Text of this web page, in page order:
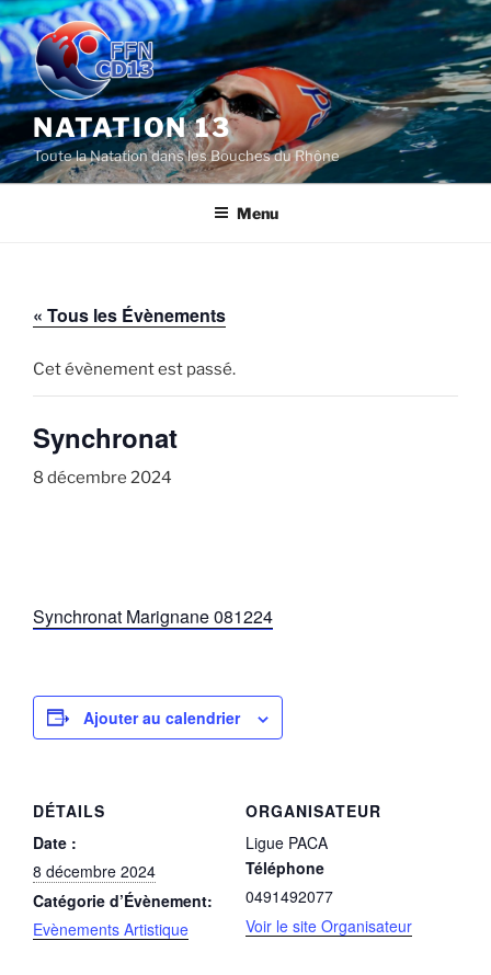
Aller
au
contenu
principal
NATATION 13
Toute la Natation dans les Bouches du Rhône
Menu
« Tous les Évènements
Cet évènement est passé.
Synchronat
8 décembre 2024
Synchronat Marignane 081224
Ajouter au calendrier
DÉTAILS
Date :
8 décembre 2024
Catégorie d’Évènement:
Evènements Artistique
ORGANISATEUR
Ligue PACA
Téléphone
0491492077
Voir le site Organisateur